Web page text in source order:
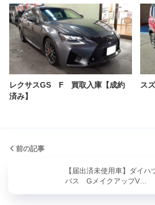
レクサスGS F 買取入庫【成約
済み】
ス
前の記事
【届出済未使用車】ダイ
バス GメイクアップV…